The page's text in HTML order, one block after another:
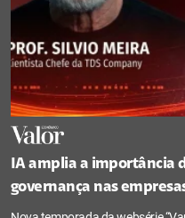
IA amplia a importância
governança nas